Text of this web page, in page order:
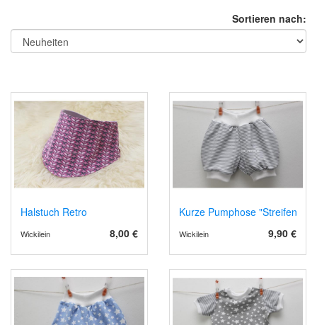
Sortieren nach:
Halstuch Retro
8,00 €
Wickilein
Kurze Pumphose "Streifen" in
9,90 €
Wickilein